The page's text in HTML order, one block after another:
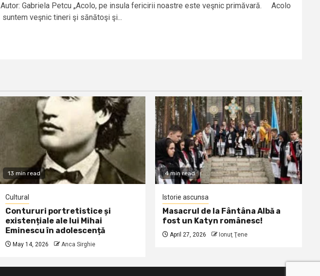
Autor: Gabriela Petcu „Acolo, pe insula fericirii noastre este veşnic primăvară. Acolo
suntem veşnic tineri şi sănătoşi şi...
13 min read
Cultural
Contururi portretistice și
existențiale ale lui Mihai
Eminescu în adolescență
May 14, 2026 Anca Sirghie
4 min read
Istorie ascunsa
Masacrul de la Fântâna Albă a
fost un Katyn românesc!
April 27, 2026 Ionuţ Ţene